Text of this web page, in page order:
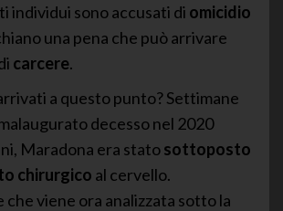
individui sono accusati di omicidio
una pena che può arrivare
carcere.
a questo punto? Settimane
decesso nel 2020
Maradona era statosottoposto
chirurgico al cervello.
che viene ora analizzata sotto la